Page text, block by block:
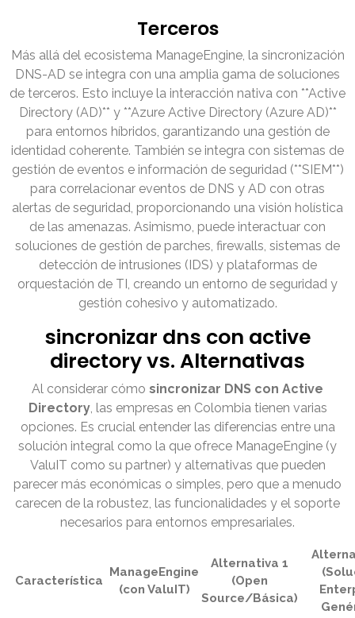
Terceros
Más allá del ecosistema ManageEngine, la sincronización
DNS-AD se integra con una amplia gama de soluciones
de terceros. Esto incluye la interacción nativa con **Active
Directory (AD)** y **Azure Active Directory (Azure AD)**
para entornos híbridos, garantizando una gestión de
identidad coherente. También se integra con sistemas de
gestión de eventos e información de seguridad (**SIEM**)
para correlacionar eventos de DNS y AD con otras
alertas de seguridad, proporcionando una visión holística
de las amenazas. Asimismo, puede interactuar con
soluciones de gestión de parches, firewalls, sistemas de
detección de intrusiones (IDS) y plataformas de
orquestación de TI, creando un entorno de seguridad y
gestión cohesivo y automatizado.
sincronizar dns con active
directory vs. Alternativas
Al considerar cómo sincronizar DNS con Active
Directory, las empresas en Colombia tienen varias
opciones. Es crucial entender las diferencias entre una
solución integral como la que ofrece ManageEngine (y
ValuIT como su partner) y alternativas que pueden
parecer más económicas o simples, pero que a menudo
carecen de la robustez, las funcionalidades y el soporte
necesarios para entornos empresariales.
Característica
ManageEngine
(con ValuIT)
Alternativa 1
(Open
Source/Básica)